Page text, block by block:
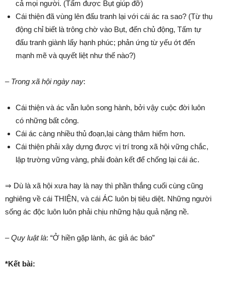
cả mọi người. (Tấm được Bụt giúp đỡ)
Cái thiện đã vùng lên đấu tranh lại với cái ác ra sao? (Từ thụ
động chỉ biết là trông chờ vào Bụt, đến chủ động, Tấm tự
đấu tranh giành lấy hạnh phúc; phản ứng từ yếu ớt đến
mạnh mẽ và quyết liệt như thế nào?)
– Trong xã hội ngày nay:
Cái thiện và ác vẫn luôn song hành, bởi vậy cuộc đời luôn
có những bất công.
Cái ác càng nhiều thủ đoạn,lại càng thâm hiểm hơn.
Cái thiện phải xây dựng được vị trí trong xã hội vững chắc,
lập trường vững vàng, phải đoàn kết để chống lại cái ác.
⇒ Dù là xã hội xưa hay là nay thì phần thắng cuối cùng cũng
nghiêng về cái THIỆN, và cái ÁC luôn bị tiêu diệt. Những người
sống ác độc luôn luôn phải chịu những hậu quả nặng nề.
– Quy luật là: “Ở hiền gặp lành, ác giả ác báo”
*Kết bài: